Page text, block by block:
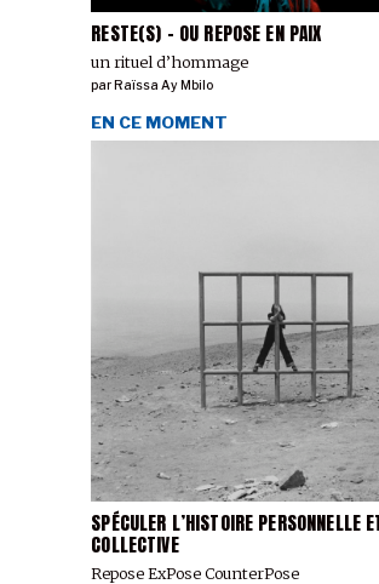
RESTE(S) - OU REPOSE EN PAIX
un rituel d’hommage
par Raïssa Ay Mbilo
SPÉCULER L’HISTOIRE PERSONNELLE
COLLECTIVE
Repose ExPose CounterPose
EN CE MOMENT